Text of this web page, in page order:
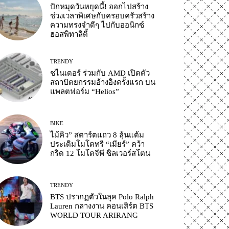
ปักหมุดวันหยุดนี้! ออกไปสร้าง
ช่วงเวลาพิเศษกับครอบครัวสร้าง
ความทรงจำดีๆ ไปกับออนิกซ์
ฮอสพิทาลิตี้
TRENDY
ชไนเดอร์ ร่วมกับ AMD เปิดตัว
สถาปัตยกรรมอ้างอิงครั้งแรก บน
แพลตฟอร์ม “Helios”
BIKE
ไม้คิว” สตาร์ตแถว 8 ลุ้นแต้ม
ประเดิมโมโตทรี “เมียร์” คว้า
กริด 12 โมโตจีพี ซิลเวอร์สโตน
TRENDY
BTS ปรากฏตัวในลุค Polo Ralph
Lauren กลางงาน คอนเสิร์ต BTS
WORLD TOUR ARIRANG